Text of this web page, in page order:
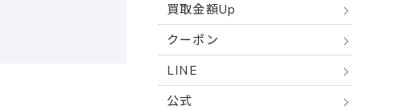
買取金額Up
クーポン
LINE
公式